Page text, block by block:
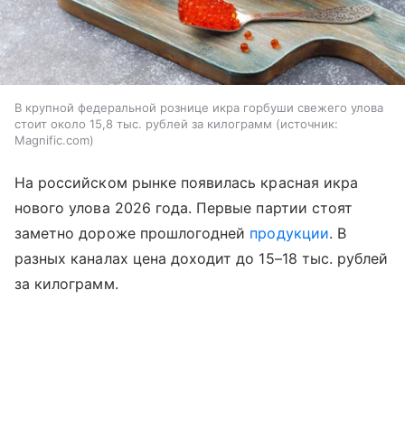
В крупной федеральной рознице икра горбуши свежего улова
стоит около 15,8 тыс. рублей за килограмм
источник:
Magnific.com
На российском рынке появилась красная икра
нового улова 2026 года. Первые партии стоят
заметно дороже прошлогодней продукции. В
разных каналах цена доходит до 15–18 тыс. рублей
за килограмм.